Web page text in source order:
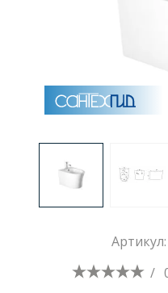
Аксессуары для
Душевые
Трапы для
Артикул:
/